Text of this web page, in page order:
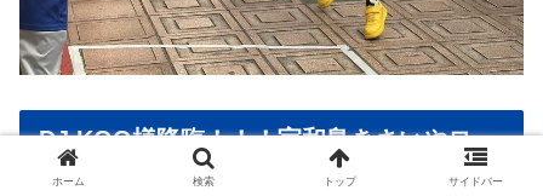
DJ KOO様降臨！！！宇和島きさいやロー
ドの特設DJブース！
ホーム 検索 トップ サイドバー